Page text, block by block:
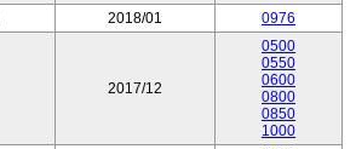
2018/01 0976
2017/12
0500
0550
0600
0800
0850
1000